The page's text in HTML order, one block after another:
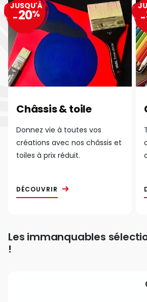
Châssis & toile
Donnez vie à toutes vos
créations avec nos châssis et
toiles à prix réduit.
DÉCOUVRIR
JUSQU'À
-20% -
Les immanquables
!